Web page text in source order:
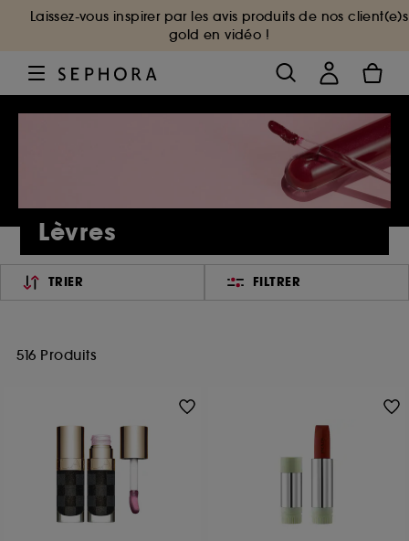
Laissez-vous inspirer par les avis produits de nos client(e)s
gold en vidéo !
Lèvres
TRIER FILTRER
516 Produits